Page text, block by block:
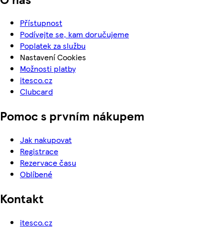
Přístupnost
Podívejte se, kam doručujeme
Poplatek za službu
Nastavení Cookies
Možnosti platby
itesco.cz
Clubcard
Pomoc s prvním nákupem
Jak nakupovat
Registrace
Rezervace času
Oblíbené
Kontakt
itesco.cz